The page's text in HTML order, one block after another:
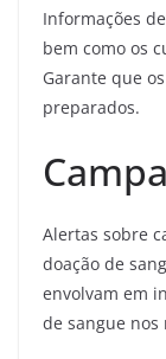
Informações
bem como os
Garante que
preparados.
Alertas sobre
doação de
envolvam em
de sangue nos